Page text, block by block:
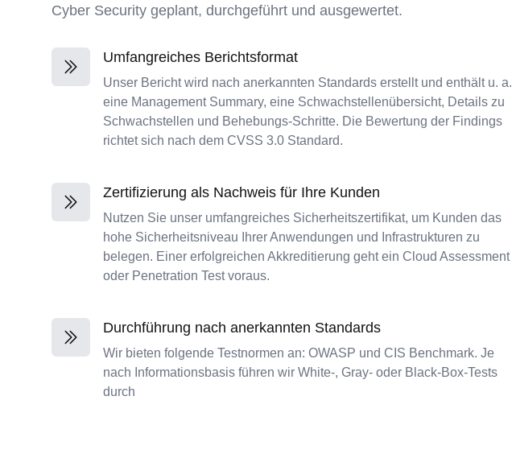
Cyber Security geplant, durchgeführt und ausgewertet.
Umfangreiches Berichtsformat
Unser Bericht wird nach anerkannten Standards erstellt und enthält u. a.
eine Management Summary, eine Schwachstellenübersicht, Details zu
Schwachstellen und Behebungs-Schritte. Die Bewertung der Findings
richtet sich nach dem CVSS 3.0 Standard.
Zertifizierung als Nachweis für Ihre Kunden
Nutzen Sie unser umfangreiches Sicherheitszertifikat, um Kunden das
hohe Sicherheitsniveau Ihrer Anwendungen und Infrastrukturen zu
belegen. Einer erfolgreichen Akkreditierung geht ein Cloud Assessment
oder Penetration Test voraus.
Durchführung nach anerkannten Standards
Wir bieten folgende Testnormen an: OWASP und CIS Benchmark. Je
nach Informationsbasis führen wir White-, Gray- oder Black-Box-Tests
durch